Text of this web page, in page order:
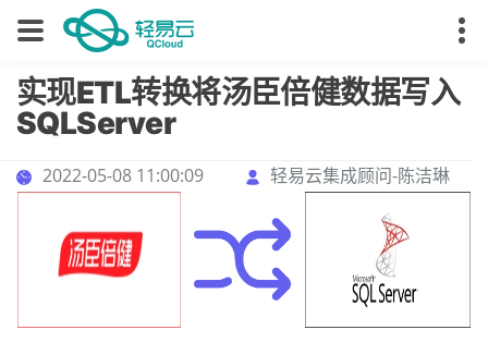
实现ETL转换将汤臣倍健数据写入
SQLServer
2022-05-08 11:00:09 轻易云集成顾问-陈洁琳